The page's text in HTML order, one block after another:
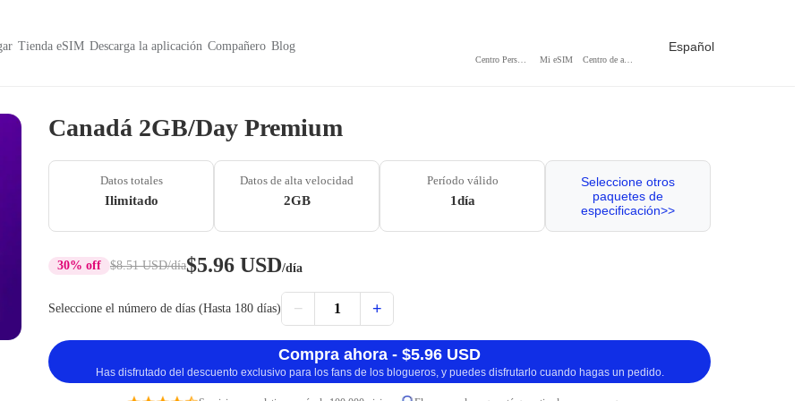
Tienda eSIM Descarga la aplicación Compañero Blog
Mi eSIM
Español
Canadá 2GB/Day Premium
Datos totales
Ilimitado
Datos de alta velocidad
2GB
Período válido
1día
Seleccione otros
paquetes de
especificación>>
30% off $8.51 USD/día$5.96 USD/día
Seleccione el número de días (Hasta 180 días) − 1 +
Compra ahora - $5.96 USD
Has disfrutado del descuento exclusivo para los fans de los blogueros, y puedes disfrutarlo cuando hagas un pedido.